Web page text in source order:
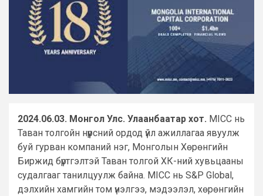
2024.06.03. Монгол Улс. Улаанбаатар хот. MICC нь
Таван толгойн нүүрсний ордод үйл ажиллагаа явуулж
буй гурван компаний нэг, Монголын Хөрөнгийн
Биржид бүртгэлтэй Таван толгой ХК-ний хувьцааны
судалгааг танилцуулж байна. MICC нь S&P Global,
дэлхийн хамгийн том үнэлгээ, мэдээлэл, хөрөнгийн